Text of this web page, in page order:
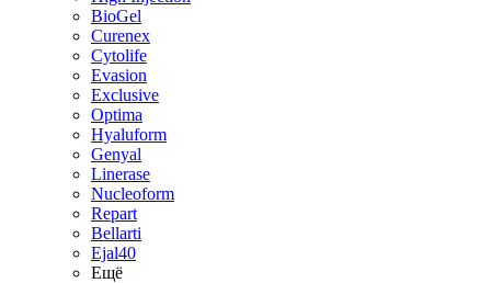
BioGel
Curenex
Cytolife
Evasion
Exclusive
Optima
Hyaluform
Genyal
Linerase
Nucleoform
Repart
Bellarti
Ejal40
Ещё